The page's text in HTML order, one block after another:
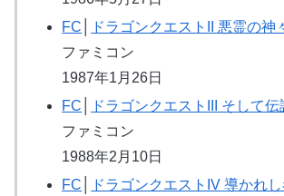
FC
ドラゴンクエストII 悪霊の神
ファミコン
1987年1月26日
FC
ドラゴンクエストIII そして
ファミコン
1988年2月10日
FC
ドラゴンクエストIV 導かれ